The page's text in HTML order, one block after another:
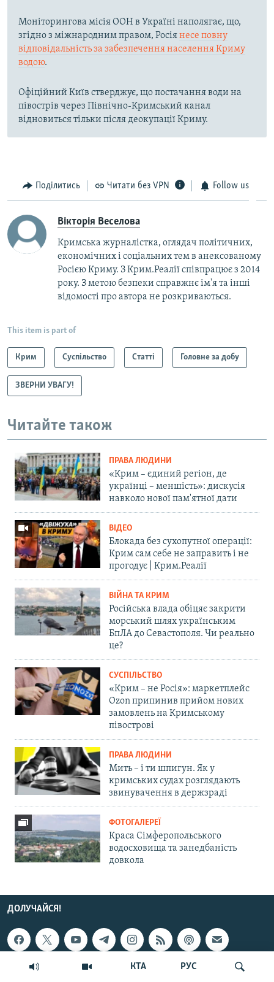
КТА РУС
Моніторингова місія ООН в Україні наполягає, що,
згідно з міжнародним правом, Росіянесе повну
відповідальність за забезпечення населення Криму
водою.
Офіційний Київ стверджує, що постачання води на
півострів через Північно-Кримський канал
відновиться тільки після деокупації Криму.
Поділитись Читати без VPN Follow us
Вікторія Веселова
Кримська журналістка, оглядач політичних,
економічних і соціальних тем в анексованому
Росією Криму. З Крим.Реалії співпрацює з 2014
року. З метою безпеки справжнє ім'я та інші
відомості про автора не розкриваються.
This item is part of
Крим Суспільство Статті Головне за добу
ЗВЕРНИ УВАГУ!
Читайте також
ПРАВА ЛЮДИНИ
«Крим – єдиний регіон, де
українці – меншість»: дискусія
навколо нової пам'ятної дати
ВІДЕО
Блокада без сухопутної операції:
Крим сам себе не заправить і не
прогодує | Крим.Реалії
ВІЙНА ТА КРИМ
Російська влада обіцяє закрити
морський шлях українським
БпЛА до Севастополя. Чи реально
це?
СУСПІЛЬСТВО
«Крим – не Росія»: маркетплейс
Ozon припинив прийом нових
замовлень на Кримському
півострові
ПРАВА ЛЮДИНИ
Мить – і ти шпигун. Як у
кримських судах розглядають
звинувачення в держзраді
ФОТОГАЛЕРЕЇ
Краса Сімферопольського
водосховища та занедбаність
довкола
ДОЛУЧАЙСЯ!